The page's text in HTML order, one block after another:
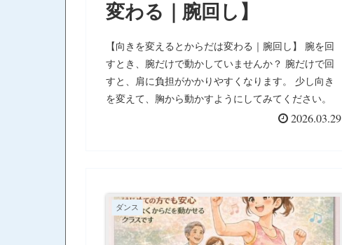
変わる｜腕回し】
【向きを変えるとからだは変わる｜腕回し】 腕を回
すとき、腕だけで動かしていませんか？ 腕だけで回
すと、肩に負担がかかりやすくなります。 少し向き
を変えて、胸から動かすようにしてみてください。
すると、腕の動きが軽くなり、肩も楽になります。
2026.03.29
ダンス